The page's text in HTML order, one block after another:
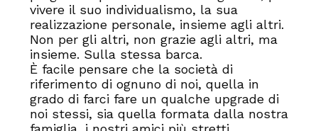
vivere il suo individualismo, la sua
realizzazione personale, insieme agli altri.
Non per gli altri, non grazie agli altri, ma
insieme. Sulla stessa barca.
È facile pensare che la società di
riferimento di ognuno di noi, quella in
grado di farci fare un qualche upgrade di
noi stessi, sia quella formata dalla nostra